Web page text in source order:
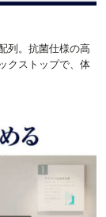
列。抗菌仕様の高
クストップで、体